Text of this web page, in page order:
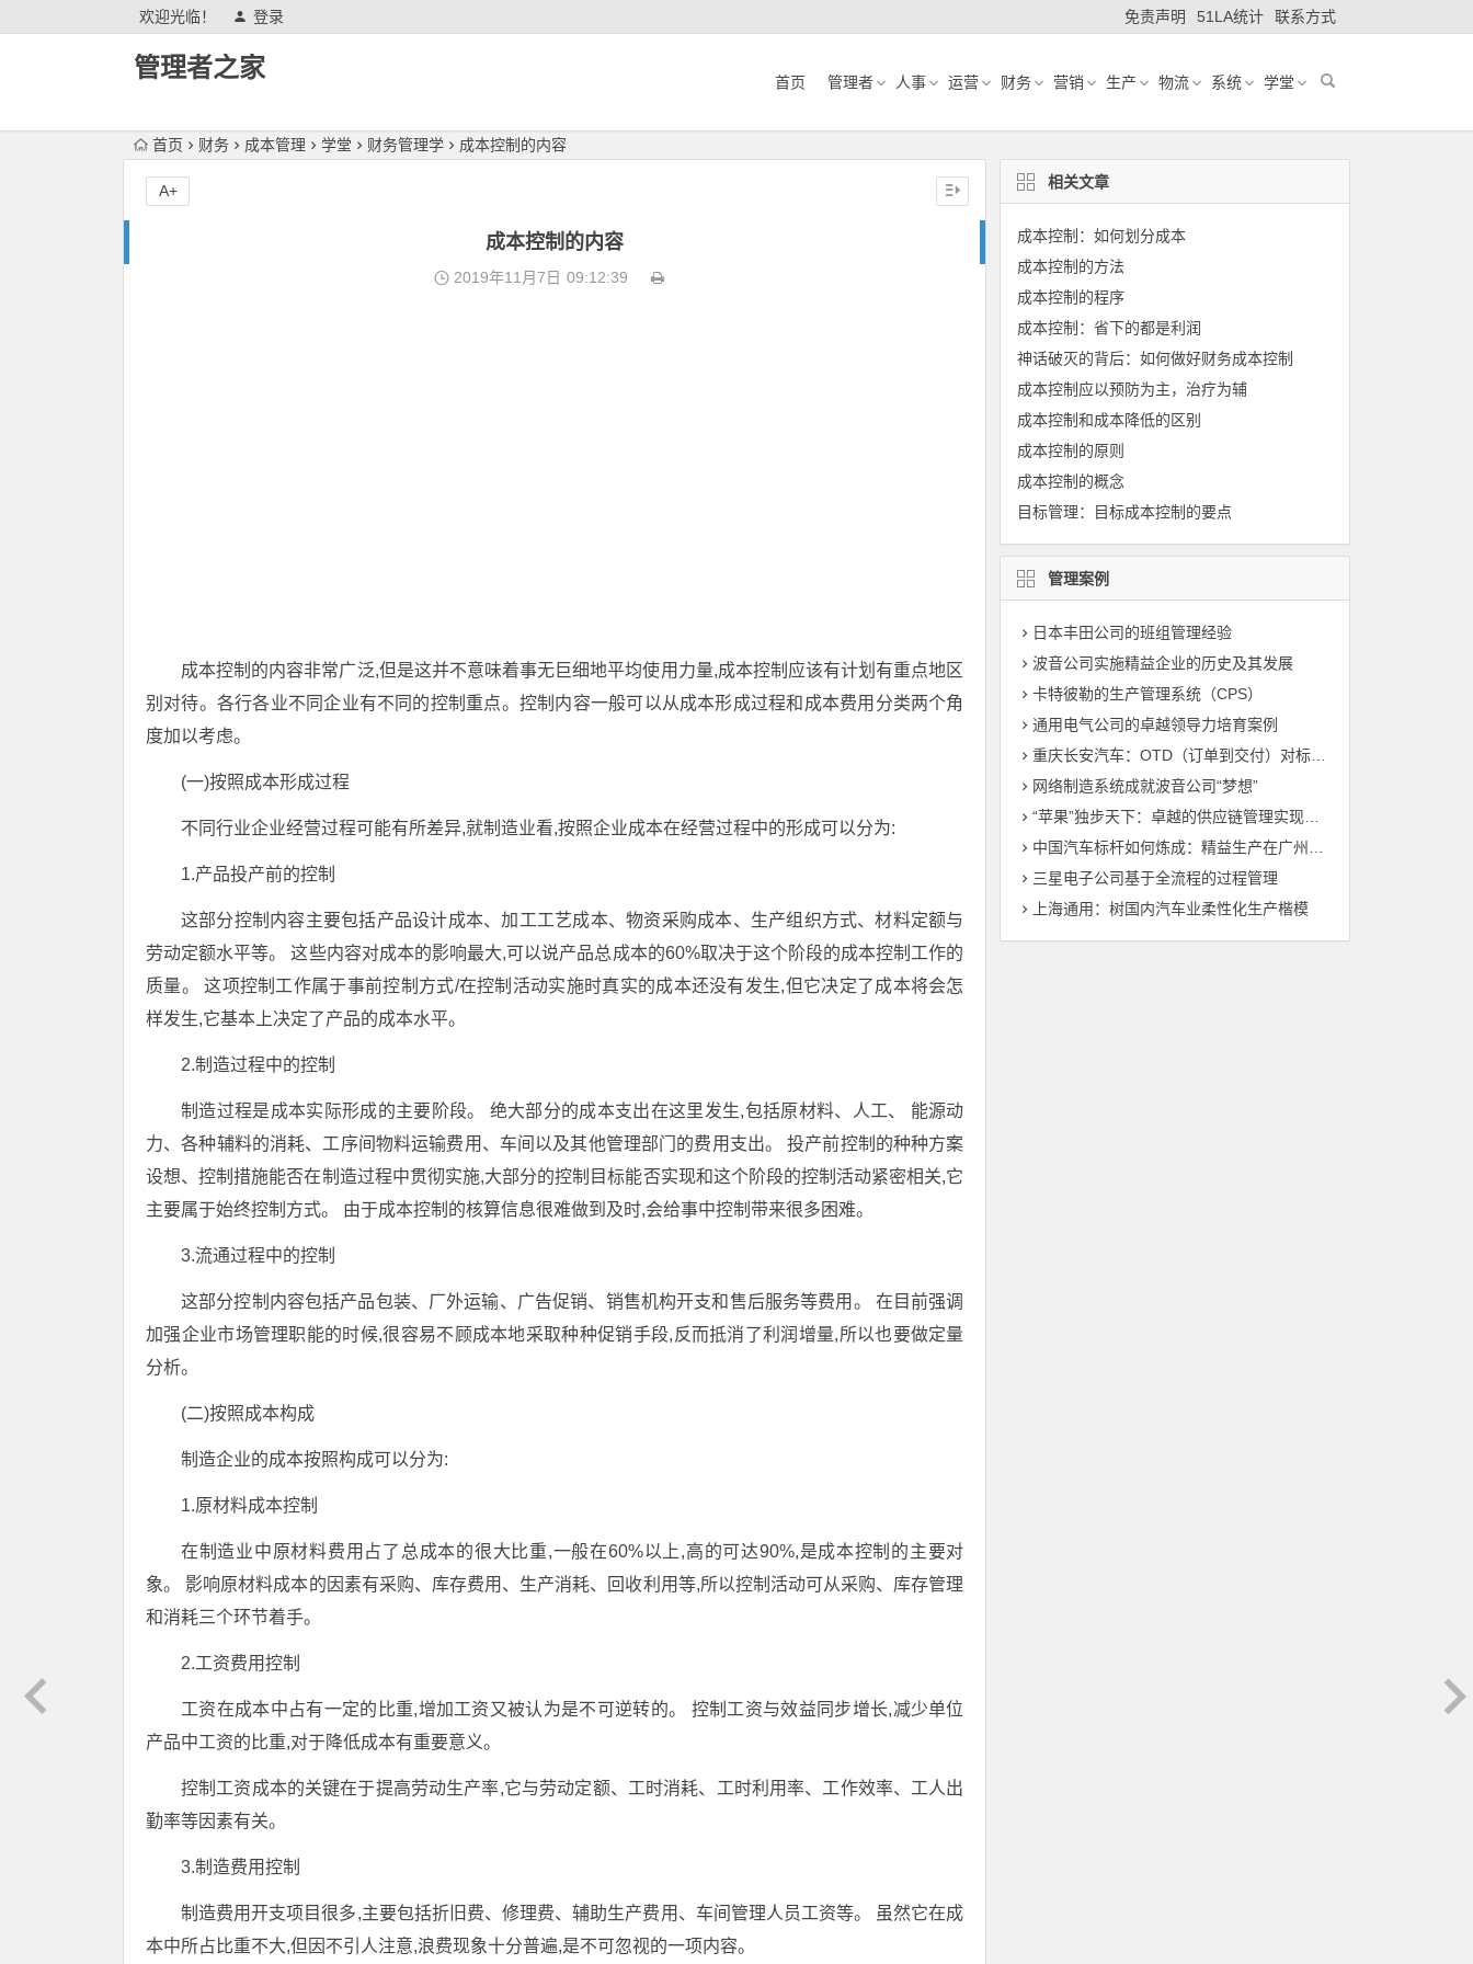
欢迎光临！ 登录 免责声明 51LA统计 联系方式
管理者之家 首页 管理者 人事 运营 财务 营销 生产 物流 系统 学堂
首页 财务 成本管理 学堂 财务管理学 成本控制的内容
成本控制的内容
2019年11月7日 09:12:39
成本控制的内容非常广泛,但是这并不意味着事无巨细地平均使用力量,成本控制应该有计划有重点地区
别对待。各行各业不同企业有不同的控制重点。控制内容一般可以从成本形成过程和成本费用分类两个角
度加以考虑。
(一)按照成本形成过程
不同行业企业经营过程可能有所差异,就制造业看,按照企业成本在经营过程中的形成可以分为:
1.产品投产前的控制
这部分控制内容主要包括产品设计成本、加工工艺成本、物资采购成本、生产组织方式、材料定额与
劳动定额水平等。 这些内容对成本的影响最大,可以说产品总成本的60%取决于这个阶段的成本控制工作的
质量。 这项控制工作属于事前控制方式/在控制活动实施时真实的成本还没有发生,但它决定了成本将会怎
样发生,它基本上决定了产品的成本水平。
2.制造过程中的控制
制造过程是成本实际形成的主要阶段。 绝大部分的成本支出在这里发生,包括原材料、人工、 能源动
力、各种辅料的消耗、工序间物料运输费用、车间以及其他管理部门的费用支出。 投产前控制的种种方案
设想、控制措施能否在制造过程中贯彻实施,大部分的控制目标能否实现和这个阶段的控制活动紧密相关,它
主要属于始终控制方式。 由于成本控制的核算信息很难做到及时,会给事中控制带来很多困难。
3.流通过程中的控制
这部分控制内容包括产品包装、厂外运输、广告促销、销售机构开支和售后服务等费用。 在目前强调
加强企业市场管理职能的时候,很容易不顾成本地采取种种促销手段,反而抵消了利润增量,所以也要做定量
分析。
(二)按照成本构成
制造企业的成本按照构成可以分为:
1.原材料成本控制
在制造业中原材料费用占了总成本的很大比重,一般在60%以上,高的可达90%,是成本控制的主要对
象。 影响原材料成本的因素有采购、库存费用、生产消耗、回收利用等,所以控制活动可从采购、库存管理
和消耗三个环节着手。
2.工资费用控制
工资在成本中占有一定的比重,增加工资又被认为是不可逆转的。 控制工资与效益同步增长,减少单位
产品中工资的比重,对于降低成本有重要意义。
控制工资成本的关键在于提高劳动生产率,它与劳动定额、工时消耗、工时利用率、工作效率、工人出
勤率等因素有关。
3.制造费用控制
制造费用开支项目很多,主要包括折旧费、修理费、辅助生产费用、车间管理人员工资等。 虽然它在成
本中所占比重不大,但因不引人注意,浪费现象十分普遍,是不可忽视的一项内容。
A+ 相关文章
成本控制：如何划分成本
成本控制的方法
成本控制的程序
成本控制：省下的都是利润
神话破灭的背后：如何做好财务成本控制
成本控制应以预防为主，治疗为辅
成本控制和成本降低的区别
成本控制的原则
成本控制的概念
目标管理：目标成本控制的要点
管理案例
日本丰田公司的班组管理经验
波音公司实施精益企业的历史及其发展
卡特彼勒的生产管理系统（CPS）
通用电气公司的卓越领导力培育案例
重庆长安汽车：OTD（订单到交付）对标管理（标杆管理）
网络制造系统成就波音公司“梦想”
“苹果”独步天下：卓越的供应链管理实现敏捷制造
中国汽车标杆如何炼成：精益生产在广州丰田的运用
三星电子公司基于全流程的过程管理
上海通用：树国内汽车业柔性化生产楷模